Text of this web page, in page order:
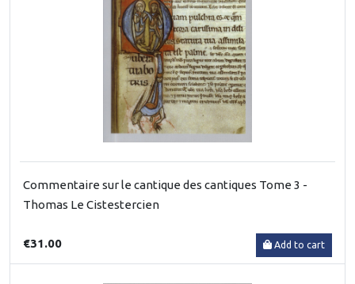
Commentaire sur le cantique des cantiques Tome 3 -
Thomas Le Cistestercien
€31.00 Add to cart